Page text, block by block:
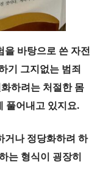
을 바탕으로 쓴 자전
기 그지없는 범죄
하려는 처절한 몸
풀어내고 있지요.
거나 정당화하려 하
는 형식이 굉장히